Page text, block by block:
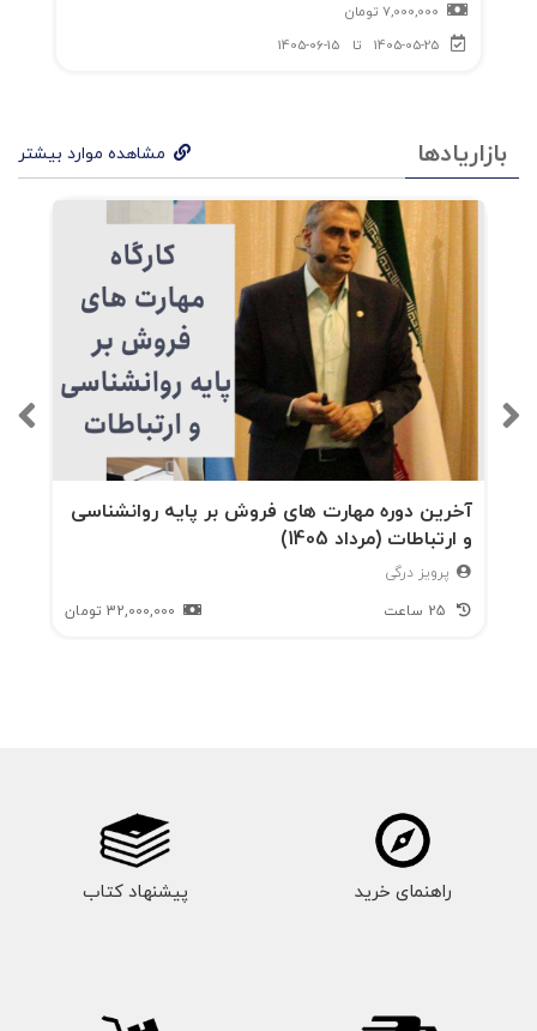
7,000,000 تومان
1405-05-25
تا 1405-06-15
بازاریادها مشاهده موارد بیشتر
آخرین دوره مهارت های فروش بر پایه روانشناسی
و ارتباطات (مرداد 1405)
پرویز درگی
32,000,000 تومان
راهنمای خرید پیشنهاد کتاب